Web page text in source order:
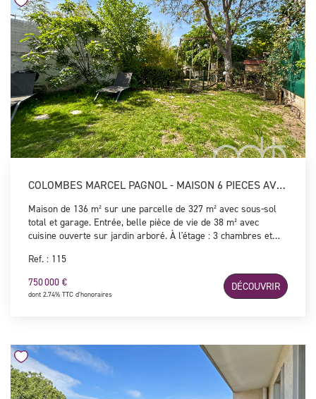
assuré !
COLOMBES MARCEL PAGNOL - MAISON 6 PIECES AVEC JARDIN
Maison de 136 m² sur une parcelle de 327 m² avec sous-sol
total et garage. Entrée, belle pièce de vie de 38 m² avec
cuisine ouverte sur jardin arboré. À l'étage : 3 chambres et
avec dressing, salle d'eau et bureau (possible 5e chambre).
Sous-sol avec buanderie, chaufferie et stockage. Bien
lumineux, proche écoles, commerces et transports.
Ref. : 115
750 000 €
dont 2.74% TTC d'honoraires
DÉCOUVRIR